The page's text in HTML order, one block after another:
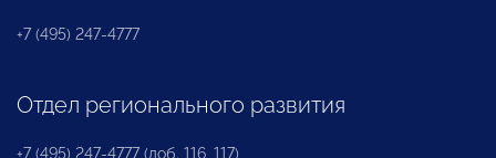
+7 (495) 247-4777
Отдел регионального развития
+7 (495) 247-4777 (доб. 116, 117)